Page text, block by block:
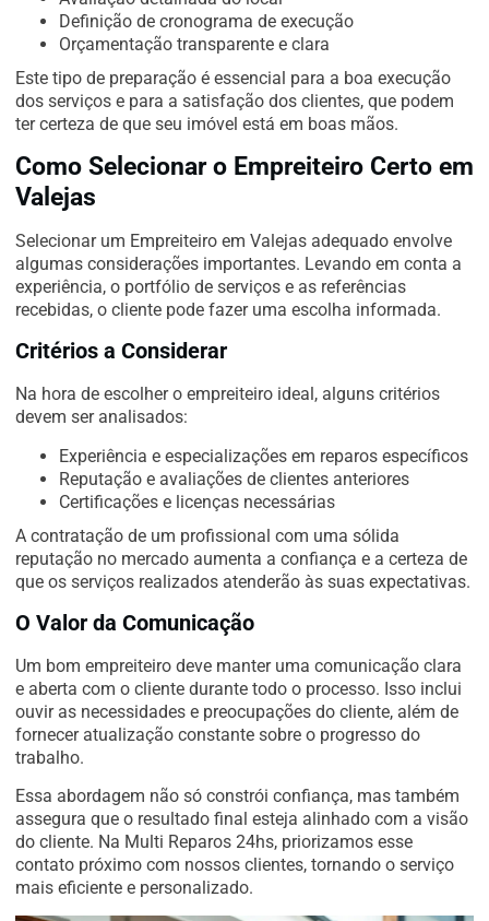
Definição de cronograma de execução
Orçamentação transparente e clara
Este tipo de preparação é essencial para a boa execução
dos serviços e para a satisfação dos clientes, que podem
ter certeza de que seu imóvel está em boas mãos.
Como Selecionar o Empreiteiro Certo em
Valejas
Selecionar um Empreiteiro em Valejas adequado envolve
algumas considerações importantes. Levando em conta a
experiência, o portfólio de serviços e as referências
recebidas, o cliente pode fazer uma escolha informada.
Critérios a Considerar
Na hora de escolher o empreiteiro ideal, alguns critérios
devem ser analisados:
Experiência e especializações em reparos específicos
Reputação e avaliações de clientes anteriores
Certificações e licenças necessárias
A contratação de um profissional com uma sólida
reputação no mercado aumenta a confiança e a certeza de
que os serviços realizados atenderão às suas expectativas.
O Valor da Comunicação
Um bom empreiteiro deve manter uma comunicação clara
e aberta com o cliente durante todo o processo. Isso inclui
ouvir as necessidades e preocupações do cliente, além de
fornecer atualização constante sobre o progresso do
trabalho.
Essa abordagem não só constrói confiança, mas também
assegura que o resultado final esteja alinhado com a visão
do cliente. Na Multi Reparos 24hs, priorizamos esse
contato próximo com nossos clientes, tornando o serviço
mais eficiente e personalizado.